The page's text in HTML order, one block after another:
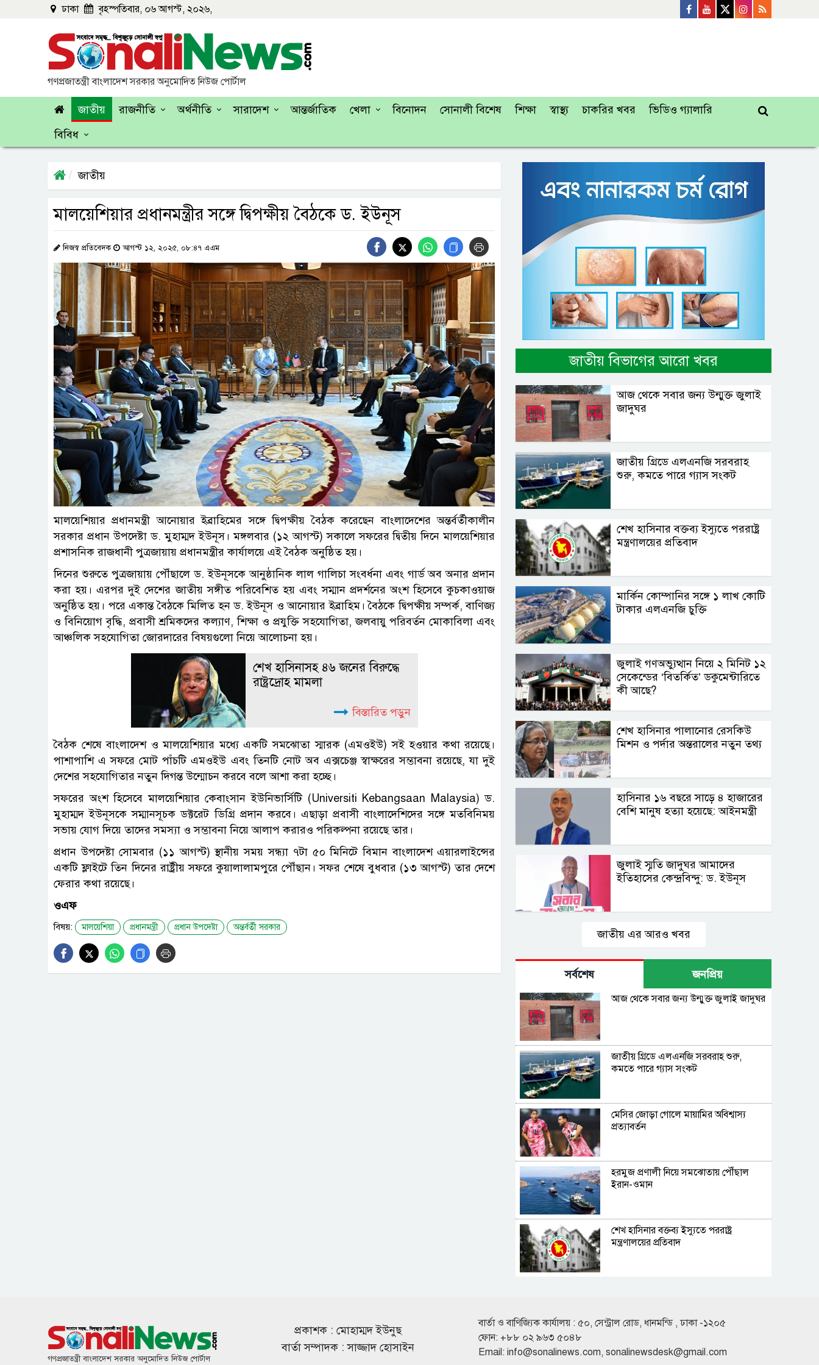
ঢাকা বৃহস্পতিবার, ০৬ আগস্ট, ২০২৬,
গণপ্রজাতন্ত্রী বাংলাদেশ সরকার অনুমোদিত নিউজ পোর্টাল
জাতীয় রাজনীতি অর্থনীতি সারাদেশ আন্তর্জাতিক খেলা বিনোদন সোনালী বিশেষ শিক্ষা স্বাস্থ্য চাকরির খবর
ভিডিও গ্যালারি
বিবিধ
জাতীয়
মালয়েশিয়ার প্রধানমন্ত্রীর সঙ্গে দ্বিপক্ষীয় বৈঠকে ড. ইউনূস
নিজস্ব প্রতিবেদক আগস্ট ১২, ২০২৫, ০৮:৪৭ এএম
মালয়েশিয়ার প্রধানমন্ত্রী আনোয়ার ইব্রাহিমের সঙ্গে দ্বিপক্ষীয় বৈঠক করেছেন বাংলাদেশের অন্তর্বর্তীকালীন
সরকার প্রধান উপদেষ্টা ড. মুহাম্মদ ইউনূস। মঙ্গলবার (১২ আগস্ট) সকালে সফরের দ্বিতীয় দিনে মালয়েশিয়ার
প্রশাসনিক রাজধানী পুত্রজায়ায় প্রধানমন্ত্রীর কার্যালয়ে এই বৈঠক অনুষ্ঠিত হয়।
দিনের শুরুতে পুত্রজায়ায় পৌঁছালে ড. ইউনূসকে আনুষ্ঠানিক লাল গালিচা সংবর্ধনা এবং গার্ড অব অনার প্রদান
করা হয়। এরপর দুই দেশের জাতীয় সঙ্গীত পরিবেশিত হয় এবং সম্মান প্রদর্শনের অংশ হিসেবে কুচকাওয়াজ
অনুষ্ঠিত হয়। পরে একান্ত বৈঠকে মিলিত হন ড. ইউনূস ও আনোয়ার ইব্রাহিম। বৈঠকে দ্বিপক্ষীয় সম্পর্ক, বাণিজ্য
ও বিনিয়োগ বৃদ্ধি, প্রবাসী শ্রমিকদের কল্যাণ, শিক্ষা ও প্রযুক্তি সহযোগিতা, জলবায়ু পরিবর্তন মোকাবিলা এবং
আঞ্চলিক সহযোগিতা জোরদারের বিষয়গুলো নিয়ে আলোচনা হয়।
শেখ হাসিনাসহ ৪৬ জনের বিরুদ্ধে
রাষ্ট্রদ্রোহ মামলা
বিস্তারিত পড়ুন
বৈঠক শেষে বাংলাদেশ ও মালয়েশিয়ার মধ্যে একটি সমঝোতা স্মারক (এমওইউ) সই হওয়ার কথা রয়েছে।
পাশাপাশি এ সফরে মোট পাঁচটি এমওইউ এবং তিনটি নোট অব এক্সচেঞ্জ স্বাক্ষরের সম্ভাবনা রয়েছে, যা দুই
দেশের সহযোগিতার নতুন দিগন্ত উন্মোচন করবে বলে আশা করা হচ্ছে।
সফরের অংশ হিসেবে মালয়েশিয়ার কেবাংসান ইউনিভার্সিটি (Universiti Kebangsaan Malaysia) ড.
মুহাম্মদ ইউনূসকে সম্মানসূচক ডক্টরেট ডিগ্রি প্রদান করবে। এছাড়া প্রবাসী বাংলাদেশিদের সঙ্গে মতবিনিময়
সভায় যোগ দিয়ে তাদের সমস্যা ও সম্ভাবনা নিয়ে আলাপ করারও পরিকল্পনা রয়েছে তার।
প্রধান উপদেষ্টা সোমবার (১১ আগস্ট) স্থানীয় সময় সন্ধ্যা ৭টা ৫০ মিনিটে বিমান বাংলাদেশ এয়ারলাইন্সের
একটি ফ্লাইটে তিন দিনের রাষ্ট্রীয় সফরে কুয়ালালামপুরে পৌঁছান। সফর শেষে বুধবার (১৩ আগস্ট) তার দেশে
ফেরার কথা রয়েছে।
ওএফ
বিষয়: মালয়েশিয়া প্রধানমন্ত্রী প্রধান উপদেষ্টা অন্তর্বর্তী সরকার
জাতীয় বিভাগের আরো খবর
আজ থেকে সবার জন্য উন্মুক্ত জুলাই
জাদুঘর
জাতীয় গ্রিডে এলএনজি সরবরাহ
শুরু, কমতে পারে গ্যাস সংকট
শেখ হাসিনার বক্তব্য ইস্যুতে পররাষ্ট্র
মন্ত্রণালয়ের প্রতিবাদ
মার্কিন কোম্পানির সঙ্গে ১ লাখ কোটি
টাকার এলএনজি চুক্তি
জুলাই গণঅভ্যুত্থান নিয়ে ২ মিনিট ১২
সেকেন্ডের ‘বিতর্কিত’ ডকুমেন্টারিতে
কী আছে?
শেখ হাসিনার পালানোর রেসকিউ
মিশন ও পর্দার অন্তরালের নতুন তথ্য
হাসিনার ১৬ বছরে সাড়ে ৪ হাজারের
বেশি মানুষ হত্যা হয়েছে: আইনমন্ত্রী
জুলাই স্মৃতি জাদুঘর আমাদের
ইতিহাসের কেন্দ্রবিন্দু: ড. ইউনূস
জাতীয় এর আরও খবর
সর্বশেষ জনপ্রিয়
আজ থেকে সবার জন্য উন্মুক্ত জুলাই জাদুঘর
জাতীয় গ্রিডে এলএনজি সরবরাহ শুরু,
কমতে পারে গ্যাস সংকট
মেসির জোড়া গোলে মায়ামির অবিশ্বাস্য
প্রত্যাবর্তন
হরমুজ প্রণালী নিয়ে সমঝোতায় পৌঁছাল
ইরান-ওমান
শেখ হাসিনার বক্তব্য ইস্যুতে পররাষ্ট্র
মন্ত্রণালয়ের প্রতিবাদ
মার্কিন কোম্পানির সঙ্গে ১ লাখ কোটি টাকার
এলএনজি চুক্তি
গণপ্রজাতন্ত্রী বাংলাদেশ সরকার অনুমোদিত নিউজ পোর্টাল
প্রকাশক : মোহাম্মদ ইউনুছ
বার্তা সম্পাদক : সাজ্জাদ হোসাইন
বার্তা ও বাণিজ্যিক কার্যালয় : ৫০, সেন্ট্রাল রোড, ধানমন্ডি , ঢাকা -১২০৫
ফোন: +৮৮ ০২ ৯৬৩ ৫০৪৮
Email: info@sonalinews.com, sonalinewsdesk@gmail.com